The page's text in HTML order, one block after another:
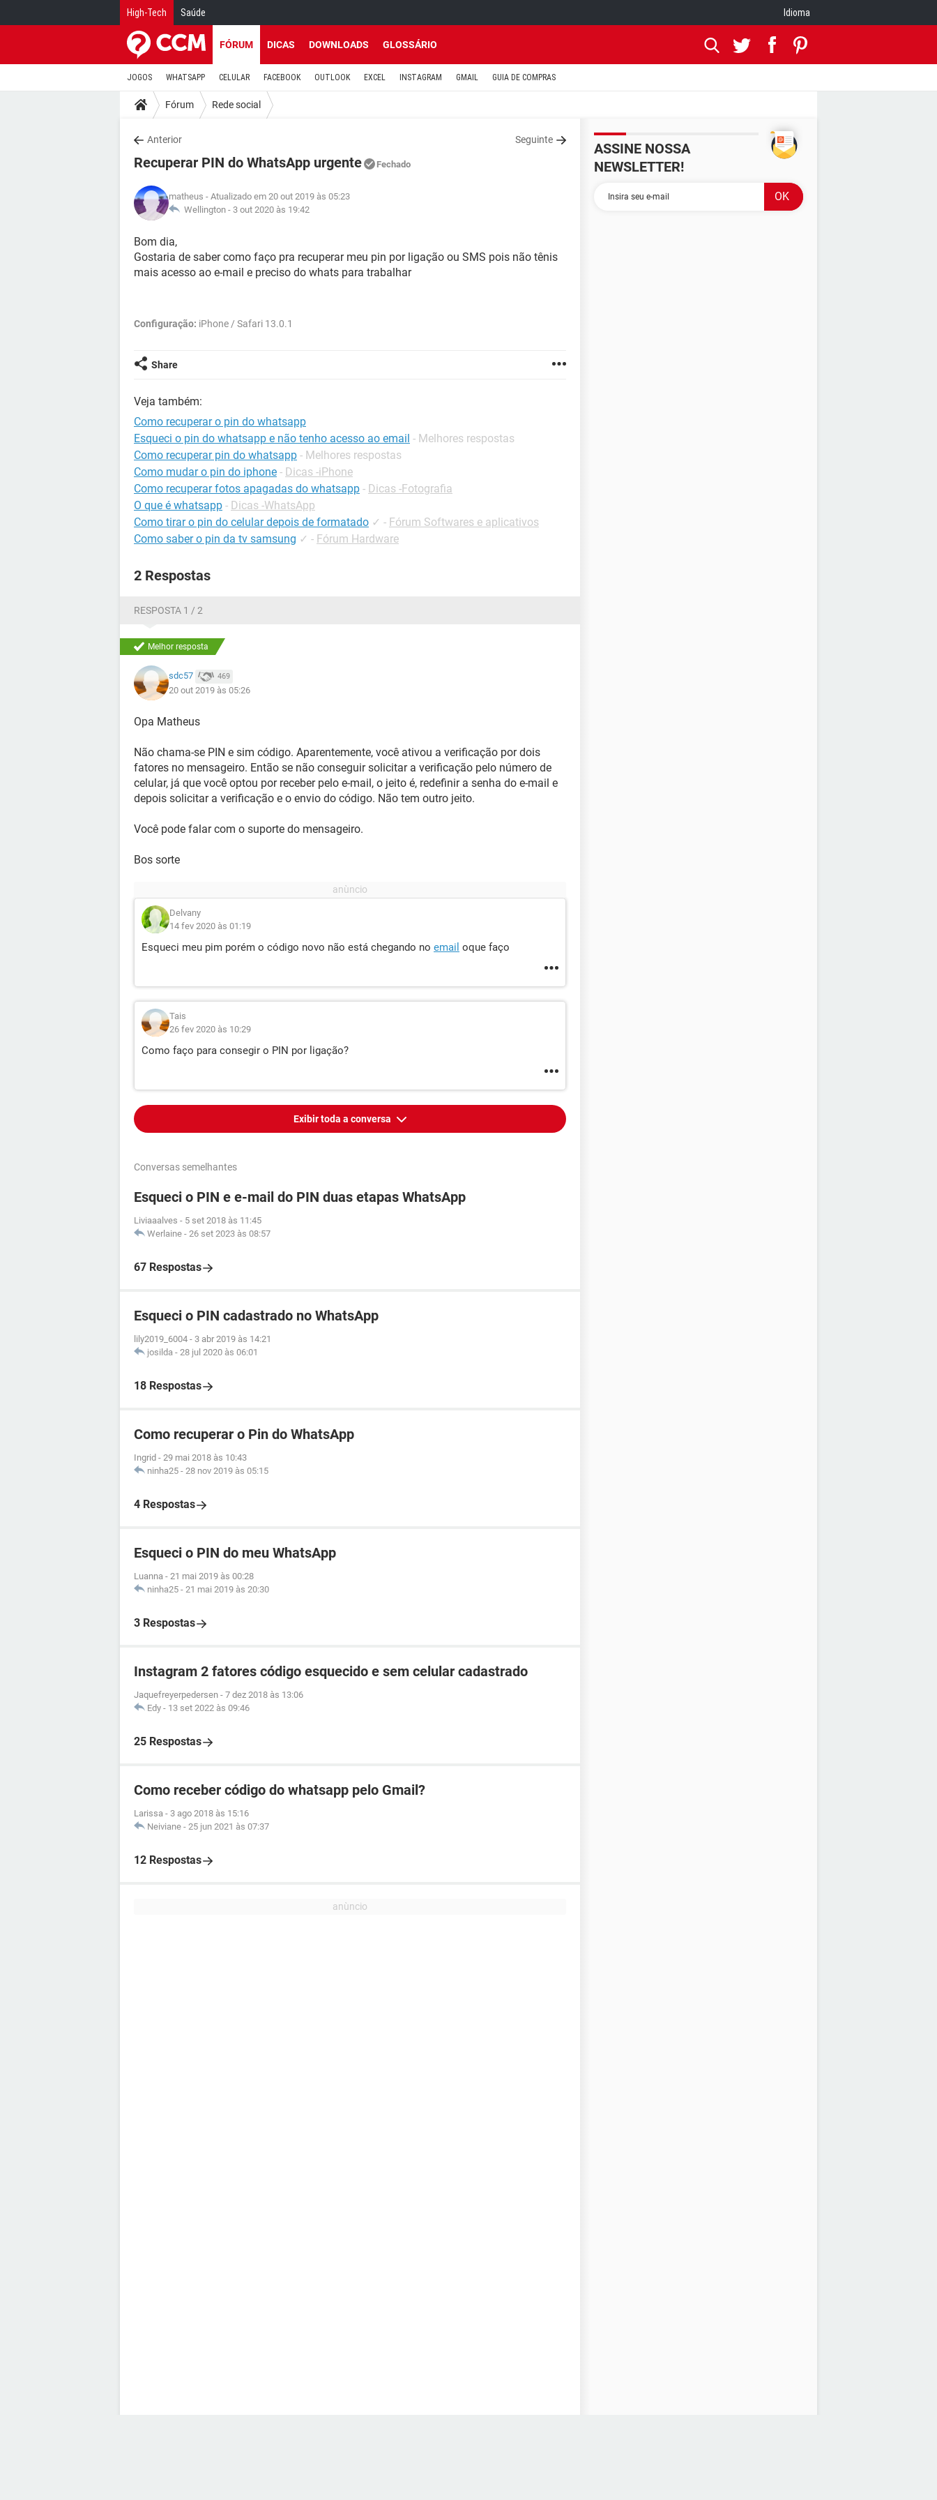
High-Tech Saúde Idioma
FÓRUM DICAS DOWNLOADS GLOSSÁRIO
JOGOS WHATSAPP CELULAR FACEBOOK OUTLOOK EXCEL INSTAGRAM GMAIL GUIA DE COMPRAS
Fórum Rede social
Anterior Seguinte
Recuperar PIN do WhatsApp urgente Fechado
matheus - Atualizado em 20 out 2019 às 05:23
Wellington - 3 out 2020 às 19:42
Bom dia,
Gostaria de saber como faço pra recuperar meu pin por ligação ou SMS pois não tênis
mais acesso ao e-mail e preciso do whats para trabalhar
Configuração: iPhone / Safari 13.0.1
Share
Veja também:
Como recuperar o pin do whatsapp
Esqueci o pin do whatsapp e não tenho acesso ao email - Melhores respostas
Como recuperar pin do whatsapp - Melhores respostas
Como mudar o pin do iphone - Dicas -iPhone
Como recuperar fotos apagadas do whatsapp - Dicas -Fotografia
O que é whatsapp - Dicas -WhatsApp
Como tirar o pin do celular depois de formatado ✓ - Fórum Softwares e aplicativos
Como saber o pin da tv samsung ✓ - Fórum Hardware
2 Respostas
RESPOSTA 1 / 2
Melhor resposta
sdc57 469
20 out 2019 às 05:26
Opa Matheus
Não chama-se PIN e sim código. Aparentemente, você ativou a verificação por dois
fatores no mensageiro. Então se não conseguir solicitar a verificação pelo número de
celular, já que você optou por receber pelo e-mail, o jeito é, redefinir a senha do e-mail e
depois solicitar a verificação e o envio do código. Não tem outro jeito.
Você pode falar com o suporte do mensageiro.
Bos sorte
Delvany
14 fev 2020 às 01:19
Esqueci meu pim porém o código novo não está chegando no email oque faço
Tais
26 fev 2020 às 10:29
Como faço para consegir o PIN por ligação?
Exibir toda a conversa
Conversas semelhantes
Esqueci o PIN e e-mail do PIN duas etapas WhatsApp
Liviaaalves - 5 set 2018 às 11:45
Werlaine - 26 set 2023 às 08:57
67 Respostas
Esqueci o PIN cadastrado no WhatsApp
lily2019_6004 - 3 abr 2019 às 14:21
josilda - 28 jul 2020 às 06:01
18 Respostas
Como recuperar o Pin do WhatsApp
Ingrid - 29 mai 2018 às 10:43
ninha25 - 28 nov 2019 às 05:15
4 Respostas
Esqueci o PIN do meu WhatsApp
Luanna - 21 mai 2019 às 00:28
ninha25 - 21 mai 2019 às 20:30
3 Respostas
Instagram 2 fatores código esquecido e sem celular cadastrado
Jaquefreyerpedersen - 7 dez 2018 às 13:06
Edy - 13 set 2022 às 09:46
25 Respostas
Como receber código do whatsapp pelo Gmail?
Larissa - 3 ago 2018 às 15:16
Neiviane - 25 jun 2021 às 07:37
12 Respostas
ASSINE NOSSA
NEWSLETTER!